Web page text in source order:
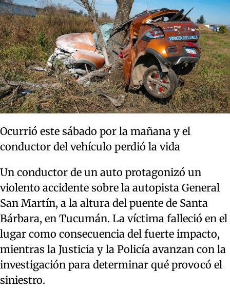
Ocurrió este sábado por la mañana y el
conductor del vehículo perdió la vida
Un conductor de un auto protagonizó un
violento accidente sobre la autopista General
San Martín, a la altura del puente de Santa
Bárbara, en Tucumán. La víctima falleció en el
lugar como consecuencia del fuerte impacto,
mientras la Justicia y la Policía avanzan con la
investigación para determinar qué provocó el
siniestro.